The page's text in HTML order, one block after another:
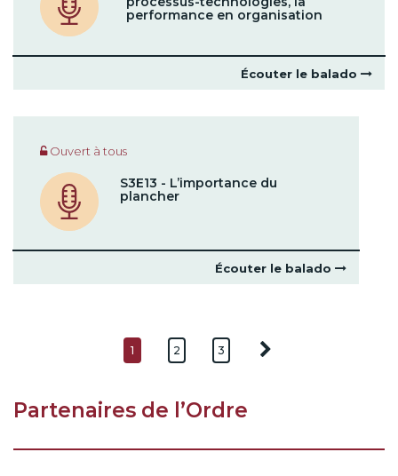
performance en organisation
Écouter le balado
Ouvert à tous
S3E13 - L’importance du
plancher
Écouter le balado
1 2 3
Partenaires de l’Ordre